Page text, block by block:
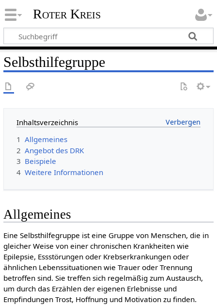
Roter Kreis
Selbsthilfegruppe
Inhaltsverzeichnis
1 Allgemeines
2 Angebot des DRK
3 Beispiele
4 Weitere Informationen
Allgemeines
Eine Selbsthilfegruppe ist eine Gruppe von Menschen, die in
gleicher Weise von einer chronischen Krankheiten wie
Epilepsie, Essstörungen oder Krebserkrankungen oder
ähnlichen Lebenssituationen wie Trauer oder Trennung
betroffen sind. Sie treffen sich regelmäßig zum Austausch,
um durch das Erzählen der eigenen Erlebnisse und
Empfindungen Trost, Hoffnung und Motivation zu finden.